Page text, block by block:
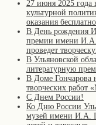
27 июня 2025 года
культурной
оказания
В День рождения
премии имени
проведет
В Ульяновской
литературную
В Доме Гончарова
творческих работ
С Днем России!
Ко Дню России
музей имени И.А.